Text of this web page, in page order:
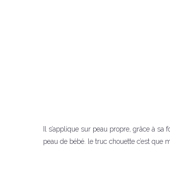
Il s’applique sur peau propre, grâce à
peau de bébé. le truc chouette c’est que